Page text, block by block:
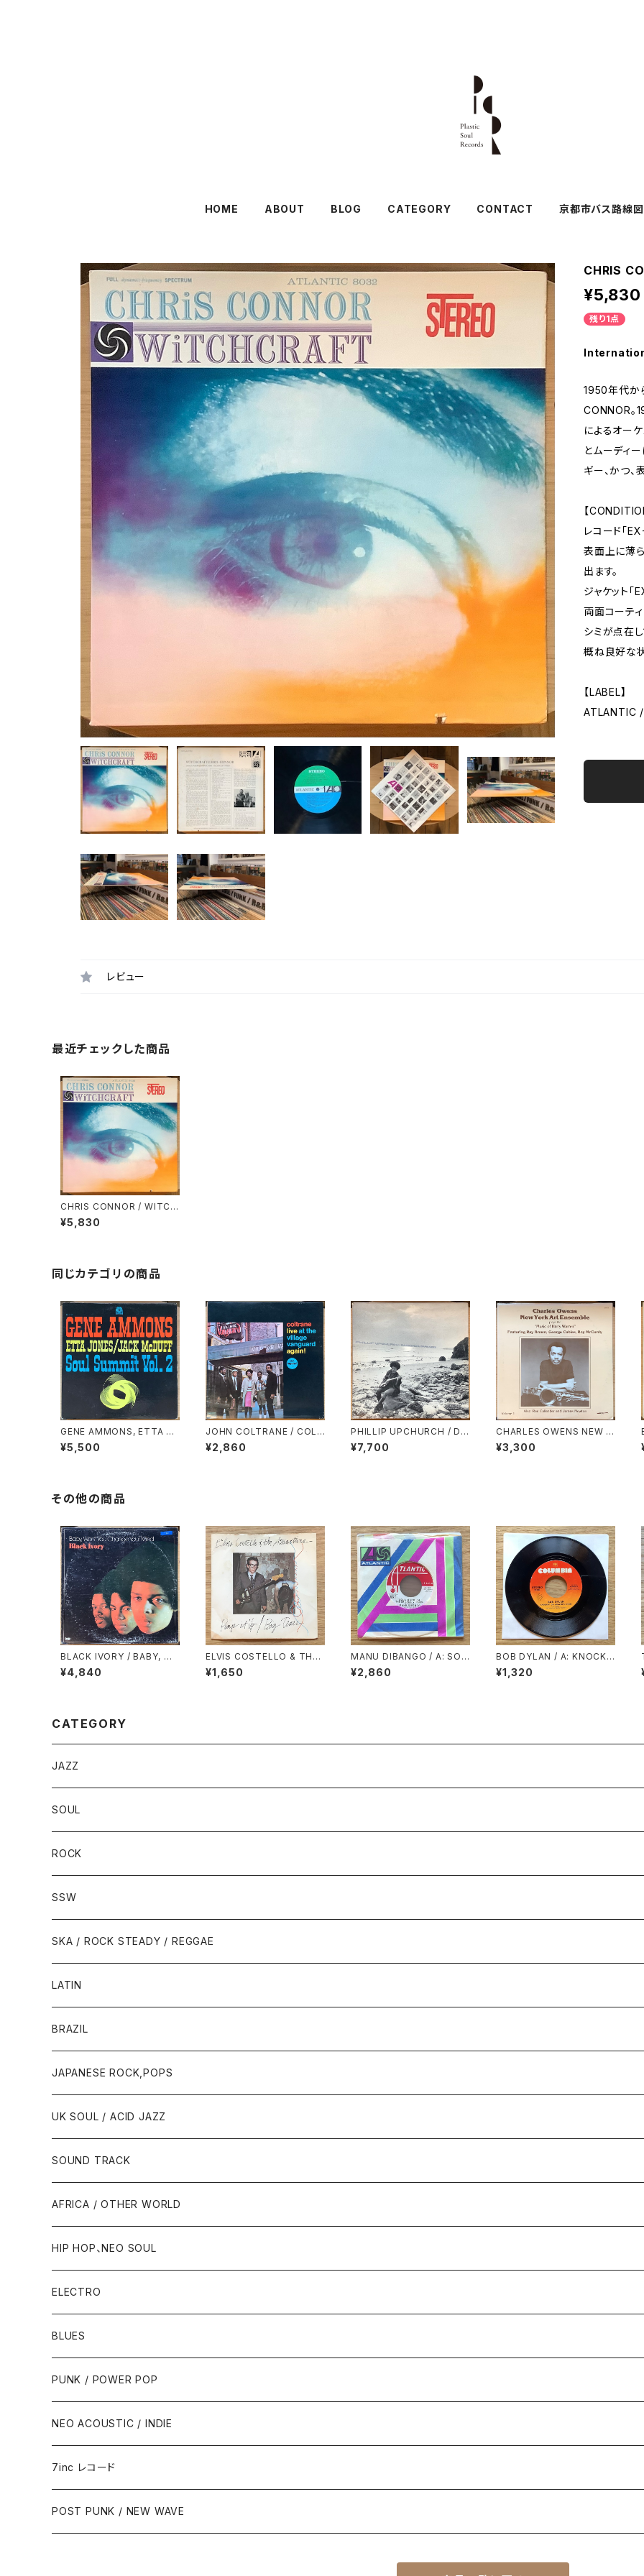
HOME ABOUT BLOG CATEGORY CONTACT 京都市バス路線図
CHRIS
¥5,830
残り1点
1950年代か
CONNOR。
によるオー
とムーディ
ギー、かつ、
【
レコード「EX
表面上に薄
出ます。
ジャケット「
両面コーティ
シミが点在
概ね良好な
【LABEL】
ATLANTIC
レビュー
最近チェックした商品
CHRIS CONNOR / WITCH
CRAFT
¥5,830
同じカテゴリの商品
GENE AMMONS, ETTA JO
NES, JACK McDUFF / SO
UL SUMMIT VOL.2
¥5,500
JOHN COLTRANE / COLT
RANE LIVE AT THE VILLA
GE VANGUARD AGAIN!
¥2,860
PHILLIP UPCHURCH / DA
RKNESS, DARKNESS
¥7,700
CHARLES OWENS NEW Y
ORK ART ENSEMBLE / PL
AYS THE MUSIC OF HAR
¥3,300
その他の商品
BLACK IVORY / BABY, W
ON’T YOU CHANGE YOU
R MIND
¥4,840
ELVIS COSTELLO & THE
ATTRACTIONS / A: PUMP
IT UP / B: BIG TEARS
¥1,650
MANU DIBANGO / A: SOU
L MAKOSSA (STEREO) /
B: SOUL MAKOSSA (MON
¥2,860
BOB DYLAN / A: KNOCKI
N’ ON HEAVEN’S DOOR /
B: TURKEY CHASE
¥1,320
CATEGORY
JAZZ
SOUL
ROCK
SSW
SKA / ROCK STEADY / REGGAE
LATIN
BRAZIL
JAPANESE ROCK,POPS
UK SOUL / ACID JAZZ
SOUND TRACK
AFRICA / OTHER WORLD
HIP HOP、NEO SOUL
ELECTRO
BLUES
PUNK / POWER POP
NEO ACOUSTIC / INDIE
7inc レコード
PUNK / 2TONE
POST PUNK / NEW WAVE